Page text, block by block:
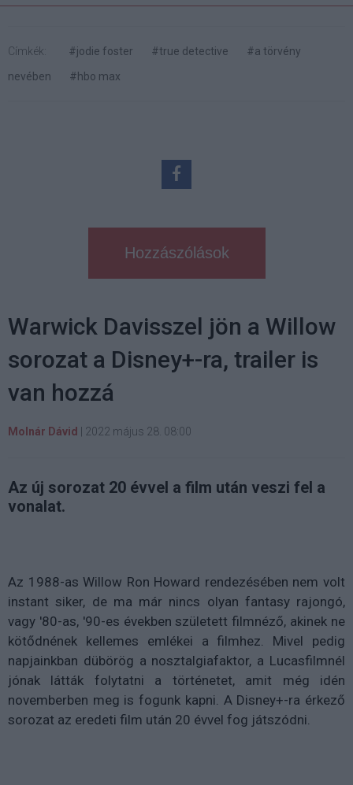
Címkék: #jodie foster #true detective
#a törvény
nevében
#hbo max
Hozzászólások
Warwick Davisszel jön a Willow
sorozat a Disney+-ra, trailer is
van hozzá
Molnár Dávid 2022 május 28. 08:00
Az új sorozat 20 évvel a film után veszi fel a
vonalat.
Az 1988-as Willow Ron Howard rendezésében nem volt
instant siker, de ma már nincs olyan fantasy rajongó,
vagy '80-as, '90-es években született filmnéző, akinek ne
kötődnének kellemes emlékei a filmhez. Mivel pedig
napjainkban dübörög a nosztalgiafaktor, a Lucasfilmnél
jónak látták folytatni a történetet, amit még idén
novemberben meg is fogunk kapni. A Disney+-ra érkező
sorozat az eredeti film után 20 évvel fog játszódni.